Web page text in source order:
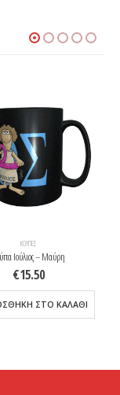
ΚΟΎΠΕΣ
Ιούλιος – Μαύρη
€15.50
ΣΤΟ ΚΑΛΆΘΙ